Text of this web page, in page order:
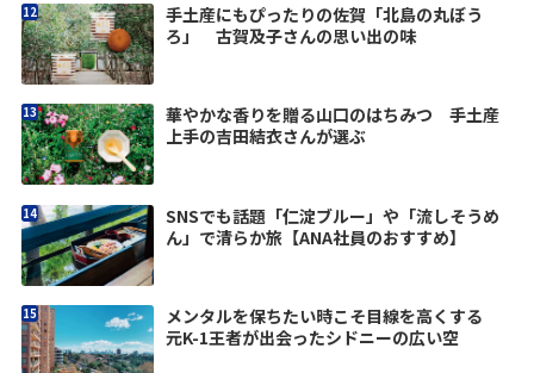
手土産にもぴったりの佐賀「北島の丸ぼう
ろ」 古賀及子さんの思い出の味
華やかな香りを贈る山口のはちみつ 手土産
上手の吉田結衣さんが選ぶ
SNSでも話題「仁淀ブルー」や「流しそうめ
ん」で清らか旅【ANA社員のおすすめ】
メンタルを保ちたい時こそ目線を高くする
元K-1王者が出会ったシドニーの広い空